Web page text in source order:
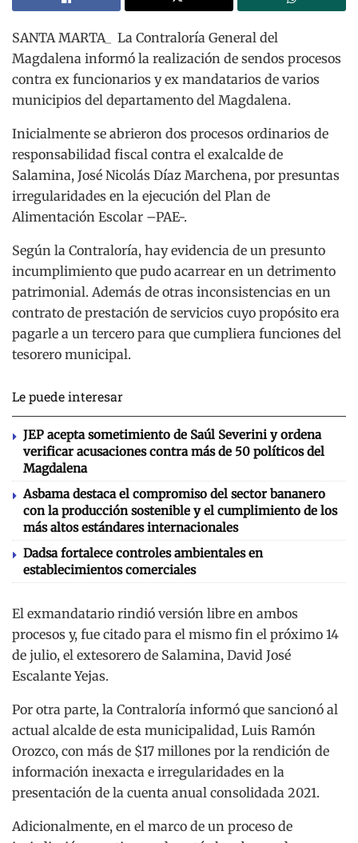
SANTA MARTA_ La Contraloría General del
Magdalena informó la realización de sendos procesos
contra ex funcionarios y ex mandatarios de varios
municipios del departamento del Magdalena.
Inicialmente se abrieron dos procesos ordinarios de
responsabilidad fiscal contra el exalcalde de
Salamina, José Nicolás Díaz Marchena, por presuntas
irregularidades en la ejecución del Plan de
Alimentación Escolar –PAE-.
Según la Contraloría, hay evidencia de un presunto
incumplimiento que pudo acarrear en un detrimento
patrimonial. Además de otras inconsistencias en un
contrato de prestación de servicios cuyo propósito era
pagarle a un tercero para que cumpliera funciones del
tesorero municipal.
Le puede interesar
JEP acepta sometimiento de Saúl Severini y ordena
verificar acusaciones contra más de 50 políticos del
Magdalena
Asbama destaca el compromiso del sector bananero
con la producción sostenible y el cumplimiento de los
más altos estándares internacionales
Dadsa fortalece controles ambientales en
establecimientos comerciales
El exmandatario rindió versión libre en ambos
procesos y, fue citado para el mismo fin el próximo 14
de julio, el extesorero de Salamina, David José
Escalante Yejas.
Por otra parte, la Contraloría informó que sancionó al
actual alcalde de esta municipalidad, Luis Ramón
Orozco, con más de $17 millones por la rendición de
información inexacta e irregularidades en la
presentación de la cuenta anual consolidada 2021.
Adicionalmente, en el marco de un proceso de